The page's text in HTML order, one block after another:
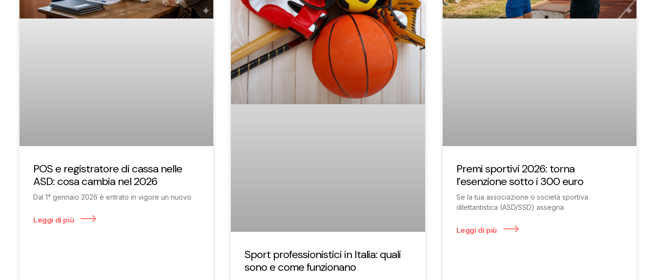
POS e registratore di cassa nelle
ASD: cosa cambia nel 2026
Dal 1° gennaio 2026 è entrato in vigore un nuovo
Leggi di più
Sport professionistici in Italia: quali
sono e come funzionano
Premi sportivi 2026: torna
l’esenzione sotto i 300 euro
Se la tua associazione o società sportiva
dilettantistica (ASD/SSD) assegna
Leggi di più